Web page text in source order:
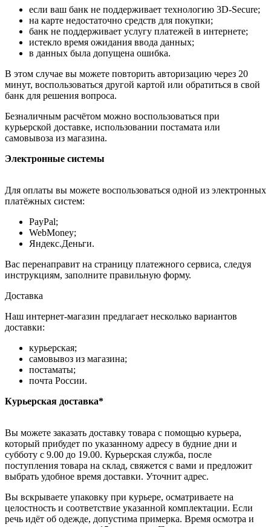
если ваш банк не поддерживает технологию 3D-Secure;
на карте недостаточно средств для покупки;
банк не поддерживает услугу платежей в интернете;
истекло время ожидания ввода данных;
в данных была допущена ошибка.
В этом случае вы можете повторить авторизацию через 20
минут, воспользоваться другой картой или обратиться в свой
банк для решения вопроса.
Безналичным расчётом можно воспользоваться при
курьерской доставке, использовании постамата или
самовывоза из магазина.
Электронные системы
Для оплаты вы можете воспользоваться одной из электронных
платёжных систем:
PayPal;
WebMoney;
Яндекс.Деньги.
Вас перенаправит на страницу платежного сервиса, следуя
инструкциям, заполните правильную форму.
Доставка
Наш интернет-магазин предлагает несколько вариантов
доставки:
курьерская;
самовывоз из магазина;
постаматы;
почта России.
Курьерская доставка*
Вы можете заказать доставку товара с помощью курьера,
который прибудет по указанному адресу в будние дни и
субботу с 9.00 до 19.00. Курьерская служба, после
поступления товара на склад, свяжется с вами и предложит
выбрать удобное время доставки. Уточнит адрес.
Вы вскрываете упаковку при курьере, осматриваете на
целостность и соответствие указанной комплектации. Если
речь идёт об одежде, допустима примерка. Время осмотра и